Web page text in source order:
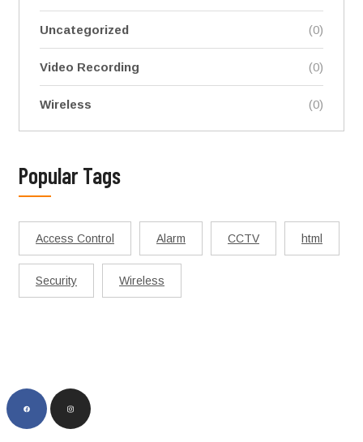
Uncategorized (0)
Video Recording (0)
Wireless (0)
Popular Tags
Access Control Alarm CCTV html
Security Wireless